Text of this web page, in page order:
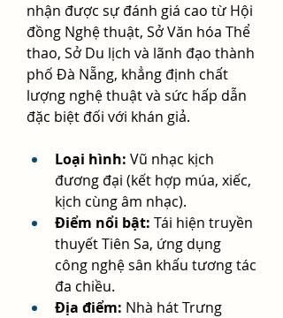
nhận được sự đánh giá cao từ Hội
đồng Nghệ thuật, Sở Văn hóa Thể
thao, Sở Du lịch và lãnh đạo thành
phố Đà Nẵng, khẳng định chất
lượng nghệ thuật và sức hấp dẫn
đặc biệt đối với khán giả.
Loại hình: Vũ nhạc kịch
đương đại (kết hợp múa, xiếc,
kịch cùng âm nhạc).
Điểm nổi bật: Tái hiện truyền
thuyết Tiên Sa, ứng dụng
công nghệ sân khấu tương tác
đa chiều.
Địa điểm: Nhà hát Trưng